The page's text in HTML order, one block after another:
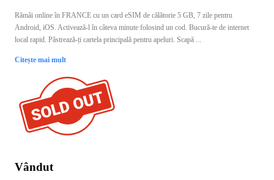
Rămâi online în FRANCE cu un card eSIM de călătorie 5 GB, 7 zile pentru
Android, iOS. Activează-l în câteva minute folosind un cod. Bucură-te de internet
local rapid. Păstrează-ți cartela principală pentru apeluri. Scapă ...
Citește mai mult
Vândut